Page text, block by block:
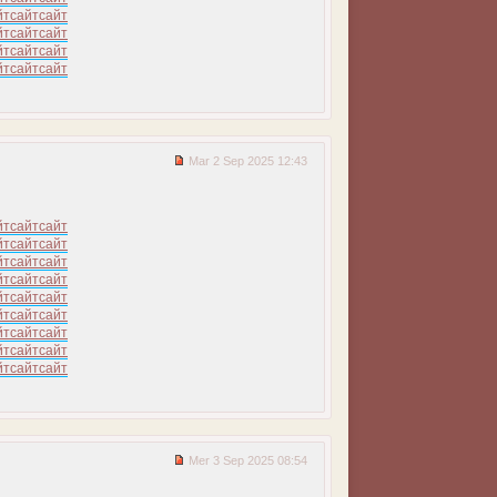
сайтсайт
сайтсайт
сайтсайт
сайтсайт
Mar 2 Sep 2025 12:43
сайтсайт
сайтсайт
сайтсайт
сайтсайт
сайтсайт
сайтсайт
сайтсайт
сайтсайт
сайтсайт
Mer 3 Sep 2025 08:54